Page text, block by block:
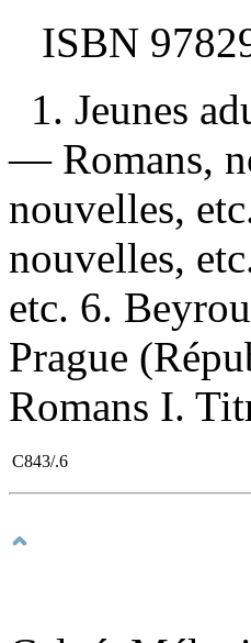
ISBN
1. Jeunes
— Romans,
nouvelles,
nouvelles,
etc. 6.
Prague
Romans I.
C843/.6